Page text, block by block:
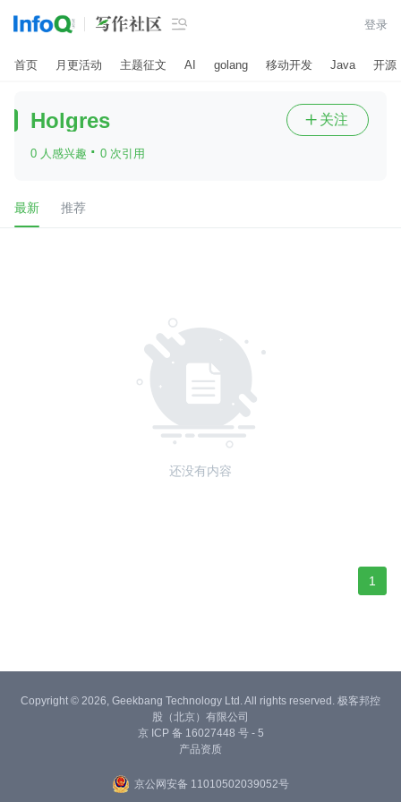
 登录
首页 月更活动 主题征文 AI golang 移动开发 Java 开源
Holgres
0 人感兴趣 · 0 次引用
 关注
最新 推荐
还没有内容
1
Copyright © 2026, Geekbang Technology Ltd. All rights reserved. 极客邦控
股（北京）有限公司
京 ICP 备 16027448 号 - 5
产品资质
京公网安备 11010502039052号